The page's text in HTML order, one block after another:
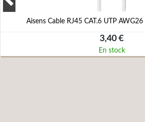
Aisens Cable RJ45 CAT.6 UTP
3,40 €
En stock